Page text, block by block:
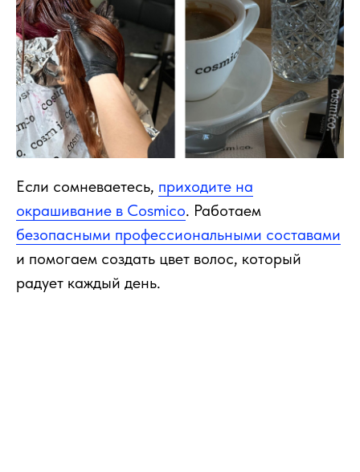
Если сомневаетесь, приходите на
окрашивание в Cosmico. Работаем
безопасными профессиональными составами
и помогаем создать цвет волос, который
радует каждый день.